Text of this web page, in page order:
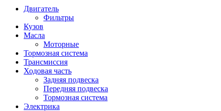
Двигатель
Фильтры
Кузов
Масла
Моторные
Тормозная система
Трансмиссия
Ходовая часть
Задняя подвеска
Передняя подвеска
Тормозная система
Электрика